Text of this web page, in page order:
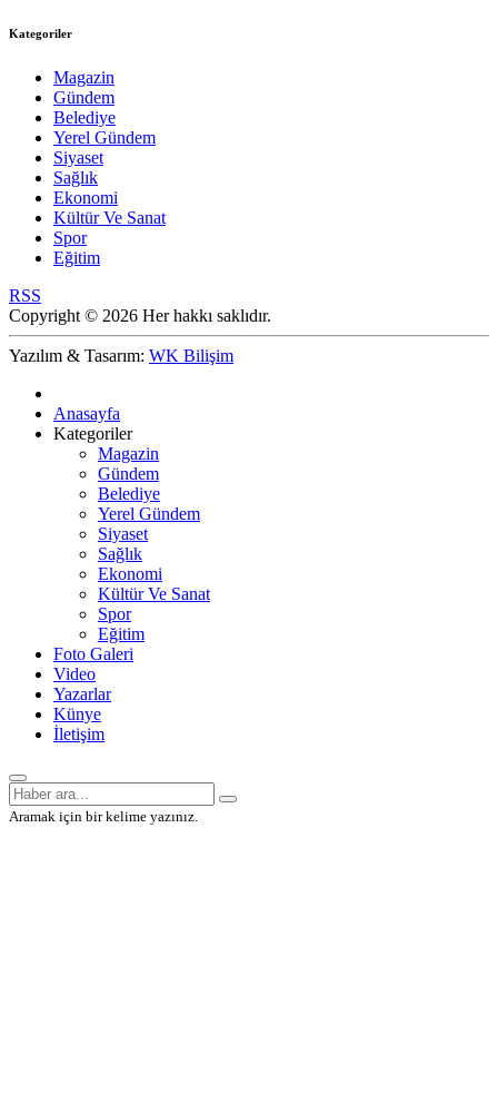
Kategoriler
Magazin
Gündem
Belediye
Yerel Gündem
Siyaset
Sağlık
Ekonomi
Kültür Ve Sanat
Spor
Eğitim
RSS
Copyright © 2026 Her hakkı saklıdır.
Yazılım & Tasarım: WK Bilişim
Anasayfa
Kategoriler
Magazin
Gündem
Belediye
Yerel Gündem
Siyaset
Sağlık
Ekonomi
Kültür Ve Sanat
Spor
Eğitim
Foto Galeri
Video
Yazarlar
Künye
İletişim
Aramak için bir kelime yazınız.